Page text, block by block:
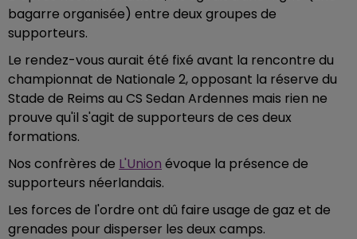
bagarre organisée) entre deux groupes de
supporteurs.
Le rendez-vous aurait été fixé avant la rencontre du
championnat de Nationale 2, opposant la réserve du
Stade de Reims au CS Sedan Ardennes mais rien ne
prouve qu'il s'agit de supporteurs de ces deux
formations.
Nos confrères de L'Union évoque la présence de
supporteurs néerlandais.
Les forces de l'ordre ont dû faire usage de gaz et de
grenades pour disperser les deux camps.